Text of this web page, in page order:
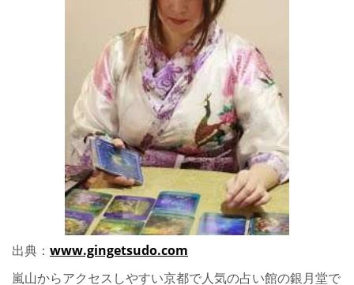
出典： www.gingetsudo.com
嵐山からアクセスしやすい京都で人気の占い館の銀月堂で